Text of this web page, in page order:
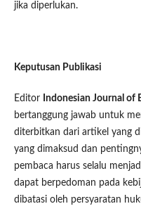
jika diperlukan.
Keputusan Publikasi
Editor Indonesian Journal of
bertanggung jawab untuk
diterbitkan dari artikel yang
yang dimaksud dan
pembaca harus selalu
dapat berpedoman pada
dibatasi oleh persyaratan